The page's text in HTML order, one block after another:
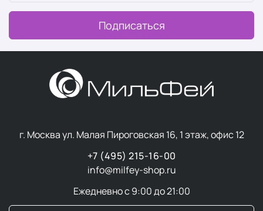
Подписаться
г. Москва ул. Малая Пироговская 16, 1 этаж, офис 12
+7 (495) 215-16-00
info@milfey-shop.ru
Ежедневно с 9:00 до 21:00